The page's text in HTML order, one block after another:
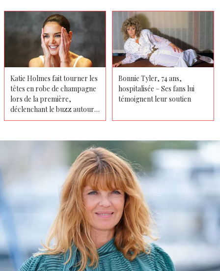
Katie Holmes fait tourner les
têtes en robe de champagne
lors de la première,
déclenchant le buzz autour
d'un moment doux avec son
Bonnie Tyler, 74 ans,
hospitalisée – Ses fans lui
témoignent leur soutien